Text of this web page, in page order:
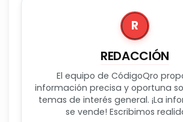
R
REDACCIÓN
El equipo de CódigoQro
información precisa y oportuna
temas de interés general. ¡La
se vende! Escribimos